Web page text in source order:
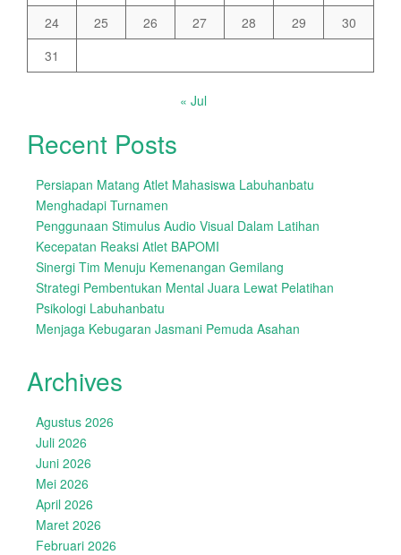
24
25 26 27 28 29
30
31
« Jul
Recent Posts
Persiapan Matang Atlet Mahasiswa Labuhanbatu
Menghadapi Turnamen
Penggunaan Stimulus Audio Visual Dalam Latihan
Kecepatan Reaksi Atlet BAPOMI
Sinergi Tim Menuju Kemenangan Gemilang
Strategi Pembentukan Mental Juara Lewat Pelatihan
Psikologi Labuhanbatu
Menjaga Kebugaran Jasmani Pemuda Asahan
Archives
Agustus 2026
Juli 2026
Juni 2026
Mei 2026
April 2026
Maret 2026
Februari 2026